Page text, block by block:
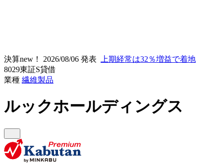
決算new！ 2026/08/06 発表
上期経常は32％増益で着地
8029東証S貸借
業種 繊維製品
ルックホールディングス